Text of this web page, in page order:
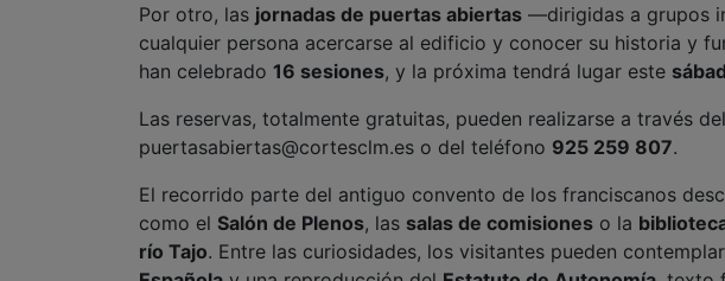
Por otro, las jornadas de puertas abiertas —dirigidas a grupos
cualquier persona acercarse al edificio y conocer su historia y
han celebrado 16 sesiones, y la próxima tendrá lugar este
Las reservas, totalmente gratuitas, pueden realizarse a través
puertasabiertas@cortesclm.es o del teléfono 925 259 807.
El recorrido parte del antiguo convento de los franciscanos
como el Salón de Plenos, las salas de comisiones o la
río Tajo. Entre las curiosidades, los visitantes pueden